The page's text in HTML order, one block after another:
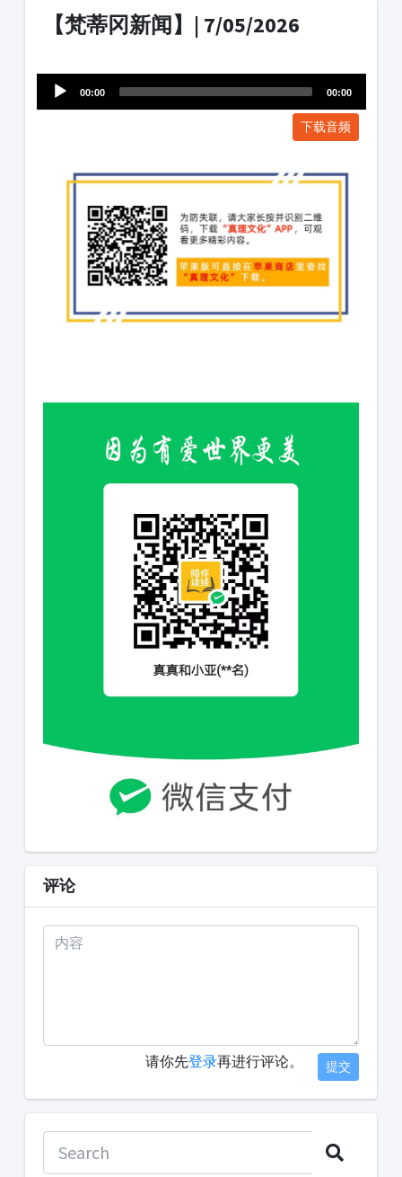
【梵蒂冈新闻】| 7/05/2026
Player
00:00 00:00
下载音频
评论
请你先登录再进行评论。 提交